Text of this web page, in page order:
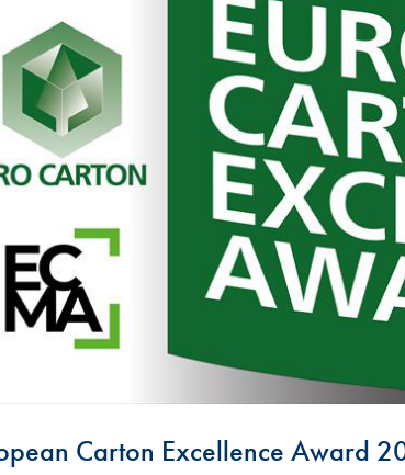
Carton Excellence Award